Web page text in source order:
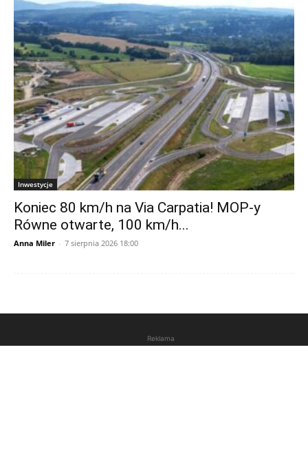
Inwestycje
Koniec 80 km/h na Via Carpatia! MOP-y
Równe otwarte, 100 km/h...
Anna Miler - 7 sierpnia 2026 18:00
Reklama